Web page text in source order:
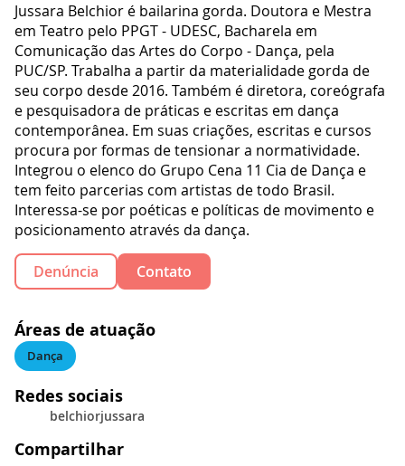
Jussara Belchior é bailarina gorda. Doutora e Mestra
em Teatro pelo PPGT - UDESC, Bacharela em
Comunicação das Artes do Corpo - Dança, pela
PUC/SP. Trabalha a partir da materialidade gorda de
seu corpo desde 2016. Também é diretora, coreógrafa
e pesquisadora de práticas e escritas em dança
contemporânea. Em suas criações, escritas e cursos
procura por formas de tensionar a normatividade.
Integrou o elenco do Grupo Cena 11 Cia de Dança e
tem feito parcerias com artistas de todo Brasil.
Interessa-se por poéticas e políticas de movimento e
posicionamento através da dança.
Denúncia Contato
Áreas de atuação
Dança
Redes sociais
belchiorjussara
Compartilhar